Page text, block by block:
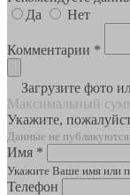
Да
Нет
Комментарии *
Загрузите фото
Максимальный
Укажите,
Данные не
Имя *
Укажите Ваше имя или
Телефон